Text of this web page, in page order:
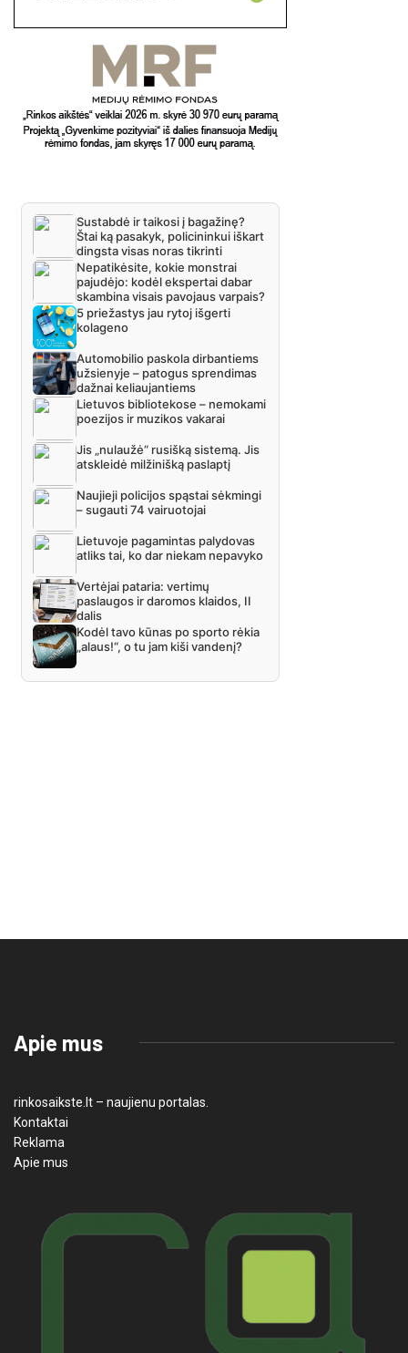
Apie mus
rinkosaikste.lt – naujienu portalas.
Kontaktai
Reklama
Apie mus